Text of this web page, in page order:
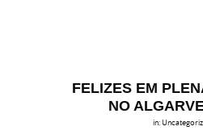
FELIZES EM
NO
in: